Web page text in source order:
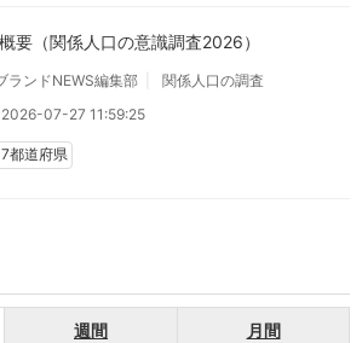
要（関係人口の意識調査2026）
ランドNEWS編集部
関係人口の調査
2026-07-27 11:59:25
都道府県
週間 月間